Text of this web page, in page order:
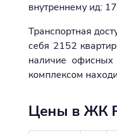
внутреннему ид:
Транспортная
себя 2152
наличие
комплексом
Цены в ЖК